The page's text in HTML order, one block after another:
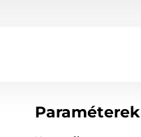
Paraméterek